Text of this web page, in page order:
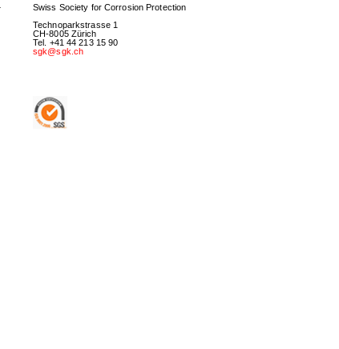
Swiss Society for Corrosion Protection
Technoparkstrasse 1
CH-8005 Zürich
Tel. +41 44 213 15 90
sgk@sgk.ch